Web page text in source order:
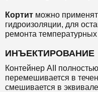
Кортит можно
гидроизоляции, для
ремонта
ИНЪЕКТИРОВАНИЕ
Контейнер AII
перемешивается в
смешивается в